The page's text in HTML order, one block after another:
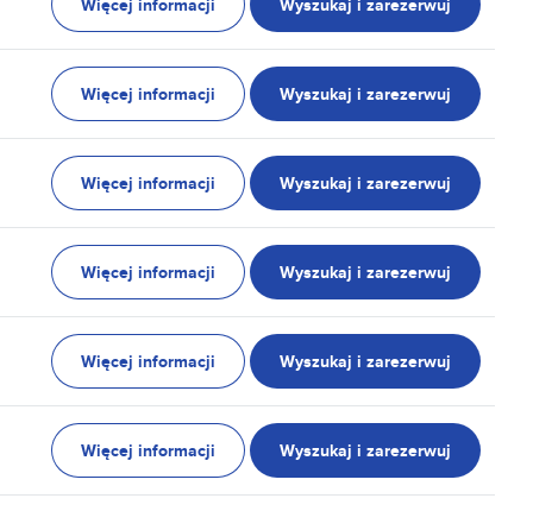
Więcej informacji Wyszukaj i zarezerwuj
Więcej informacji Wyszukaj i zarezerwuj
Więcej informacji Wyszukaj i zarezerwuj
Więcej informacji Wyszukaj i zarezerwuj
Więcej informacji Wyszukaj i zarezerwuj
Więcej informacji Wyszukaj i zarezerwuj